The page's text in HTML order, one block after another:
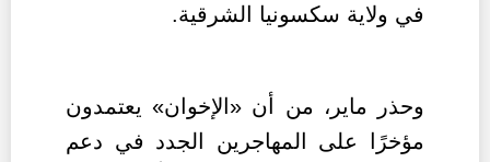
في ولاية سكسونيا الشرقية.
وحذر ماير، من أن «الإخوان» يعتمدون
مؤخرًا على المهاجرين الجدد في دعم